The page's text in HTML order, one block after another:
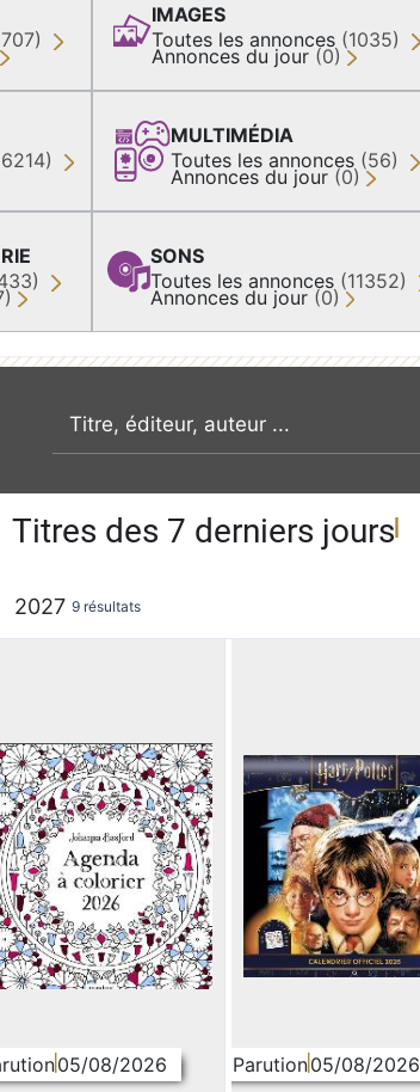
IMAGES
Toutes les annonces (1035)
Annonces du jour (0)
MULTIMÉDIA
Toutes les annonces (56)
Annonces du jour (0)
SONS
Toutes les annonces (11352)
Annonces du jour (0)
recherche par mot clé
Titres des 7 derniers jours
2027 9 résultats
05/08/2026 Parution05/08/2026